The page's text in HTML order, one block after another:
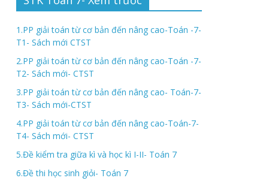
1.PP giải toán từ cơ bản đến nâng cao-Toán -7-
T1- Sách mới CTST
2.PP giải toán từ cơ bản đến nâng cao-Toán -7-
T2- Sách mới- CTST
3.PP giải toán từ cơ bản đến nâng cao- Toán-7-
T3- Sách mới-CTST
4.PP giải toán từ cơ bản đến nâng cao-Toán-7-
T4- Sách mới- CTST
5.Đề kiểm tra giữa kì và học kì I-II- Toán 7
6.Đề thi học sinh giỏi- Toán 7